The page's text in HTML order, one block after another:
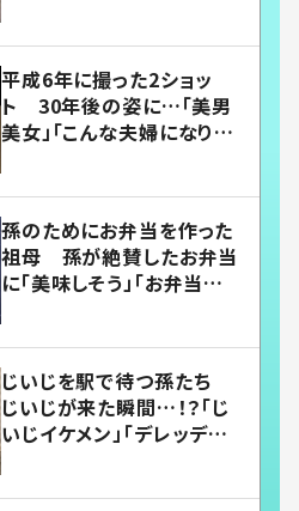
平成6年に撮った2ショッ
ト 30年後の姿に…「美男
美女」「こんな夫婦になりた
孫のためにお弁当を作った
祖母 孫が絶賛したお弁当
に「美味しそう」「お弁当すご
じいじを駅で待つ孫たち
じいじが来た瞬間…！？「じ
いじイケメン」「デレッデレ」